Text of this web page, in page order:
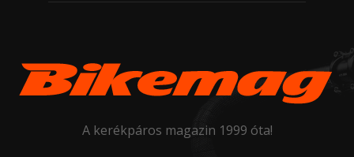
A kerékpáros magazin 1999 óta!